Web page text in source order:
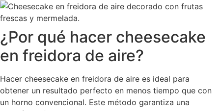
¿Por qué hacer cheesecake
en freidora de aire?
Hacer cheesecake en freidora de aire es ideal para
obtener un resultado perfecto en menos tiempo que con
un horno convencional. Este método garantiza una